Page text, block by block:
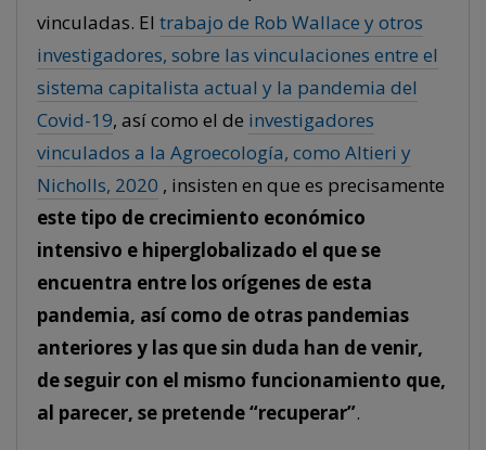
vinculadas. El trabajo de Rob Wallace y otros
investigadores, sobre las vinculaciones entre el
sistema capitalista actual y la pandemia del
Covid-19, así como el de investigadores
vinculados a la Agroecología, como Altieri y
Nicholls, 2020 , insisten en que es precisamente
este tipo de crecimiento económico
intensivo e hiperglobalizado el que se
encuentra entre los orígenes de esta
pandemia, así como de otras pandemias
anteriores y las que sin duda han de venir,
de seguir con el mismo funcionamiento que,
al parecer, se pretende “recuperar”.